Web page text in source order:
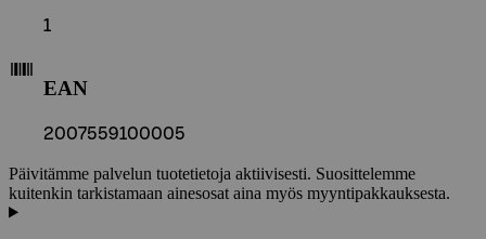
1
EAN
2007559100005
Päivitämme palvelun tuotetietoja aktiivisesti. Suosittelemme
kuitenkin tarkistamaan ainesosat aina myös myyntipakkauksesta.